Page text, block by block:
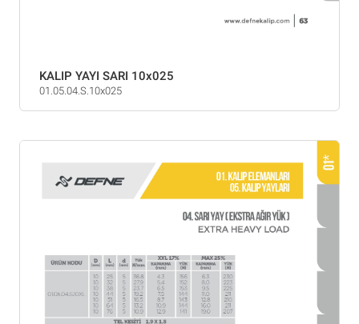
KALIP YAYI SARI 10x025
01.05.04.S.10x025